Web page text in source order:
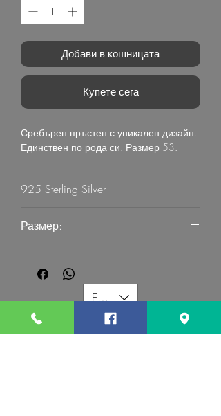
Добави в кошницата
Купете сега
Сребърен пръстен с уникален дизайн.
Единствен по рода си. Размер 53.
925 Sterling Silver
Размер:
EUR (€)